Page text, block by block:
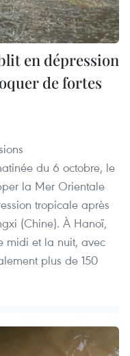
en dépression
de fortes
du 6 octobre, le
la Mer Orientale
tropicale après
(Chine). À Hanoï,
midi et la nuit, avec
plus de 150